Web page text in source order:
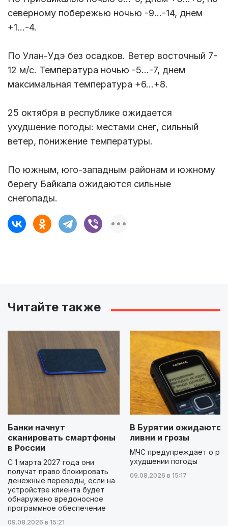
северному побережью ночью -9…-14, днем
+1…-4.
По Улан-Удэ без осадков. Ветер восточный 7-
12 м/с. Температура ночью -5…-7, днем
максимальная температура +6…+8.
25 октября в республике ожидается
ухудшение погоды: местами снег, сильный
ветер, понижение температуры.
По южным, юго-западным районам и южному
берегу Байкала ожидаются сильные
снегопады.
Читайте также
Банки начнут
сканировать смартфоны
в России
С 1 марта 2027 года они
получат право блокировать
денежные переводы, если на
устройстве клиента будет
обнаружено вредоносное
программное обеспечение
09.08.2026 в 15:21
В Бурятии ожидаются
ливни и грозы
МЧС предупреждает о
ухудшении погоды
09.08.2026 в 15:17